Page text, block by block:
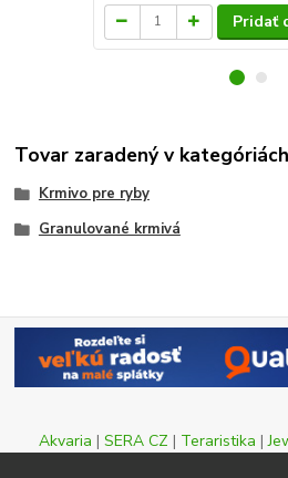
Pridať
Tovar zaradený v kategóriách
Krmivo pre ryby
Granulované krmivá
Akvaria | SERA CZ | Teraristika |